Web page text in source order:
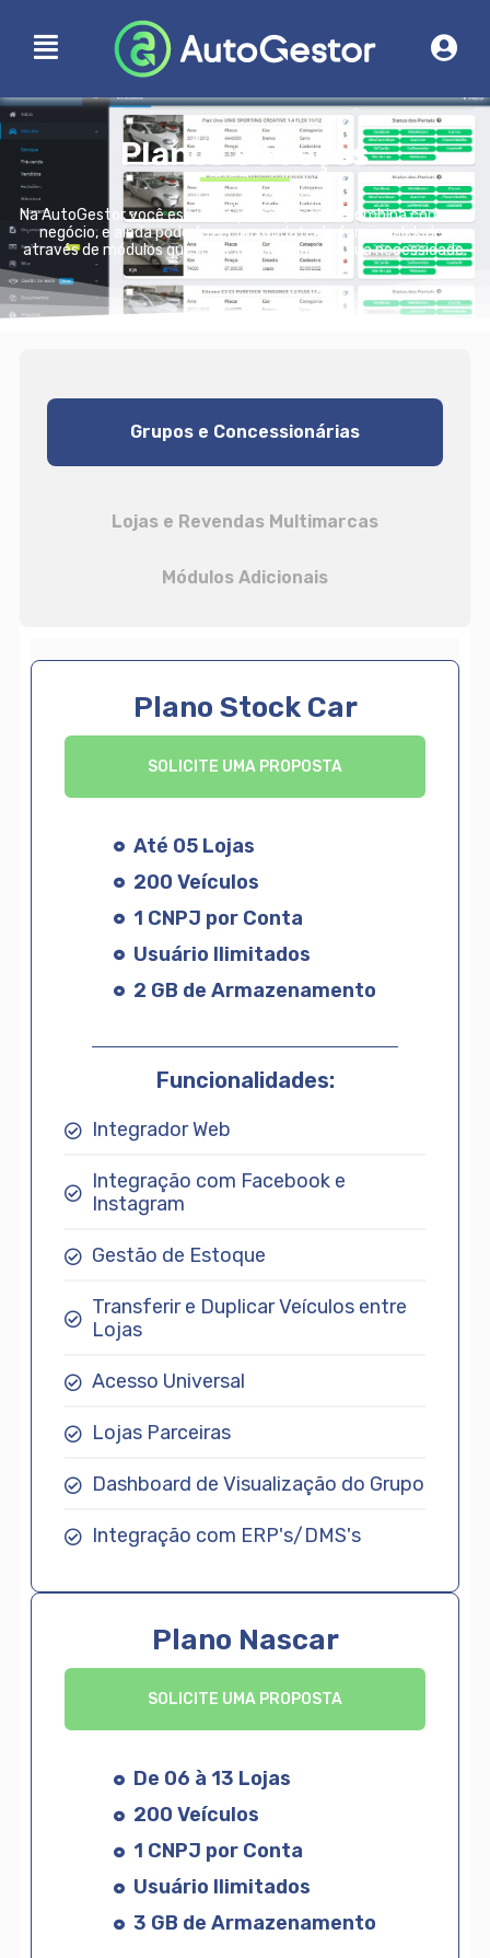
Planos e Preços
Na AutoGestor você escolhe o plano que mais combina com seu
negócio, e ainda pode fazer um update de funcionalidades
através de módulos que mais se encaixam na sua necessidade.
Grupos e Concessionárias
Lojas e Revendas Multimarcas
Módulos Adicionais
Plano Stock Car
SOLICITE UMA PROPOSTA
Até 05 Lojas
200 Veículos
1 CNPJ por Conta
Usuário Ilimitados
2 GB de Armazenamento
Funcionalidades:
Integrador Web
Integração com Facebook e
Instagram
Gestão de Estoque
Transferir e Duplicar Veículos entre
Lojas
Acesso Universal
Lojas Parceiras
Dashboard de Visualização do Grupo
Integração com ERP's/DMS's
Plano Nascar
SOLICITE UMA PROPOSTA
De 06 à 13 Lojas
200 Veículos
1 CNPJ por Conta
Usuário Ilimitados
3 GB de Armazenamento